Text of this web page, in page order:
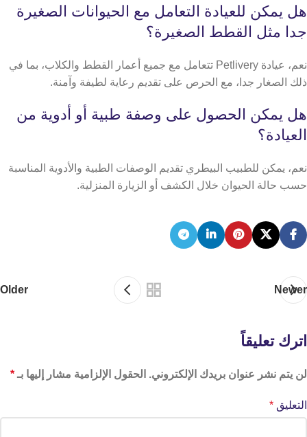
هل يمكن للعيادة التعامل مع الحيوانات الصغيرة
جدا مثل القطط الصغيرة؟
نعم، عيادة Petlivery تتعامل مع جميع أعمار القطط والكلاب، بما في
ذلك الصغار جدا، مع الحرص على تقديم رعاية لطيفة وآمنة.
هل يمكن الحصول على وصفة طبية أو أدوية من
العيادة؟
نعم، يمكن للطبيب البيطري تقديم الوصفات الطبية والأدوية المناسبة
حسب حالة الحيوان خلال الكشف أو الزيارة المنزلية.
Newer
Older
اترك تعليقاً
لن يتم نشر عنوان بريدك الإلكتروني. الحقول الإلزامية مشار إليها بـ *
التعليق *